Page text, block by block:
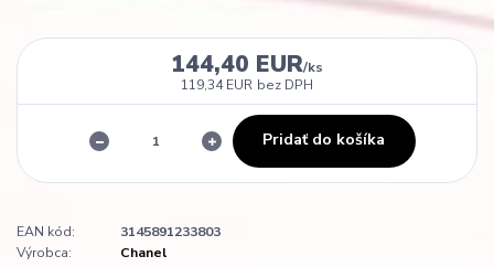
144,40 EUR/ks
119,34 EUR bez DPH
Pridať do košíka
EAN kód:
3145891233803
Výrobca:
Chanel